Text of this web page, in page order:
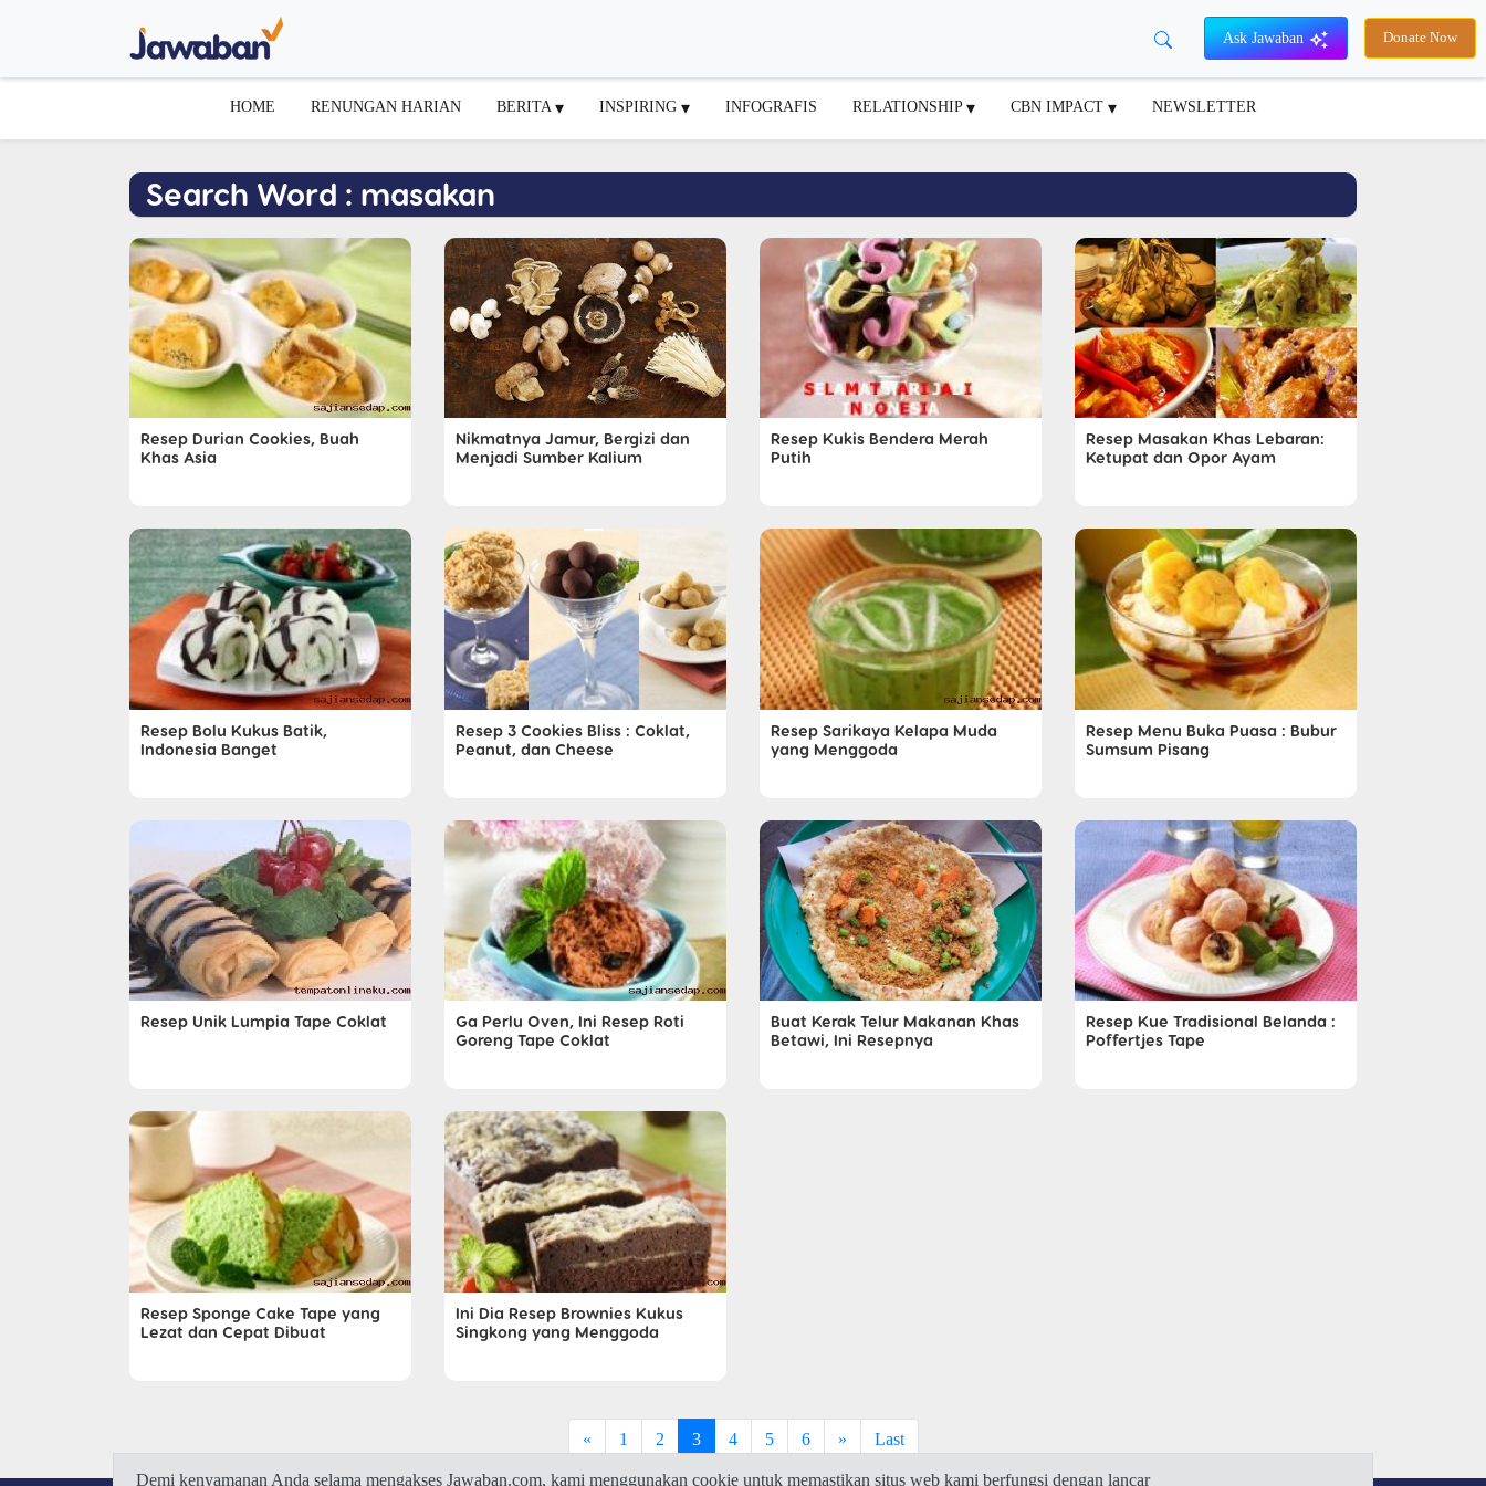
Ask Jawaban Donate Now
HOME RENUNGAN HARIAN BERITA INSPIRING INFOGRAFIS RELATIONSHIP CBN IMPACT NEWSLETTER
Search Word : masakan
Resep Durian Cookies, Buah
Khas Asia
Nikmatnya Jamur, Bergizi dan
Menjadi Sumber Kalium
Resep Kukis Bendera Merah
Putih
Resep Masakan Khas Lebaran:
Ketupat dan Opor Ayam
Resep Bolu Kukus Batik,
Indonesia Banget
Resep 3 Cookies Bliss : Coklat,
Peanut, dan Cheese
Resep Sarikaya Kelapa Muda
yang Menggoda
Resep Menu Buka Puasa : Bubur
Sumsum Pisang
Resep Unik Lumpia Tape Coklat
Ga Perlu Oven, Ini Resep Roti
Goreng Tape Coklat
Buat Kerak Telur Makanan Khas
Betawi, Ini Resepnya
Resep Kue Tradisional Belanda :
Poffertjes Tape
Resep Sponge Cake Tape yang
Lezat dan Cepat Dibuat
Ini Dia Resep Brownies Kukus
Singkong yang Menggoda
« 1 2 3 4 5 6 » Last
Demi kenyamanan Anda selama mengakses Jawaban.com, kami menggunakan cookie untuk memastikan situs web kami berfungsi dengan lancar